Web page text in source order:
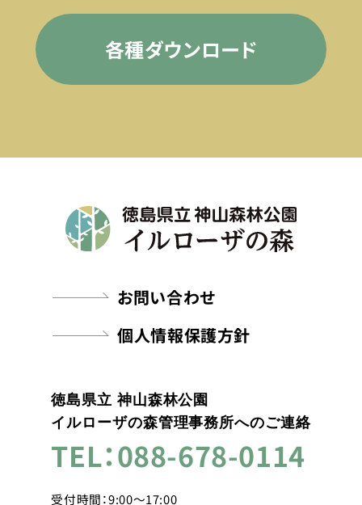
各種ダウンロード
お問い合わせ
個人情報保護方針
徳島県立 神山森林公園
イルローザの森管理事務所へのご連絡
TEL：088-678-0114
受付時間：9:00～17:00